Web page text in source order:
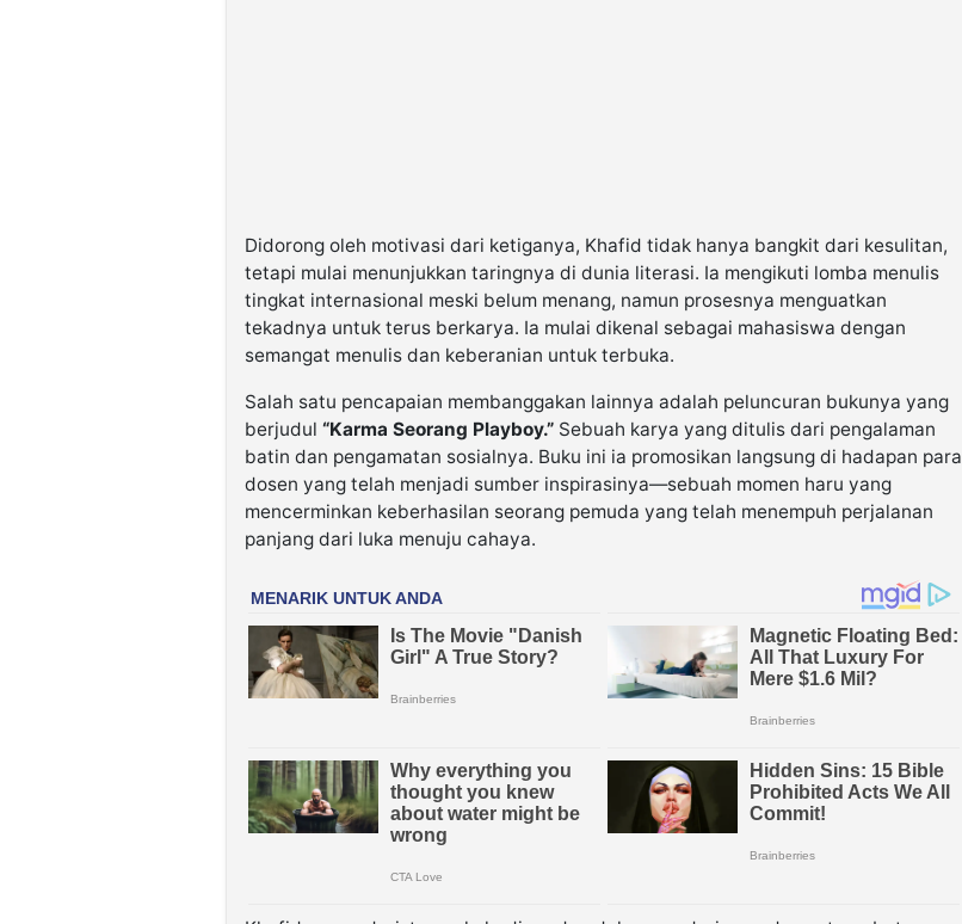
Didorong oleh motivasi dari ketiganya, Khafid tidak hanya bangkit dari kesulitan,
tetapi mulai menunjukkan taringnya di dunia literasi. Ia mengikuti lomba menulis
tingkat internasional meski belum menang, namun prosesnya menguatkan
tekadnya untuk terus berkarya. Ia mulai dikenal sebagai mahasiswa dengan
semangat menulis dan keberanian untuk terbuka.
Salah satu pencapaian membanggakan lainnya adalah peluncuran bukunya yang
berjudul “Karma Seorang Playboy.” Sebuah karya yang ditulis dari pengalaman
batin dan pengamatan sosialnya. Buku ini ia promosikan langsung di hadapan para
dosen yang telah menjadi sumber inspirasinya—sebuah momen haru yang
mencerminkan keberhasilan seorang pemuda yang telah menempuh perjalanan
panjang dari luka menuju cahaya.